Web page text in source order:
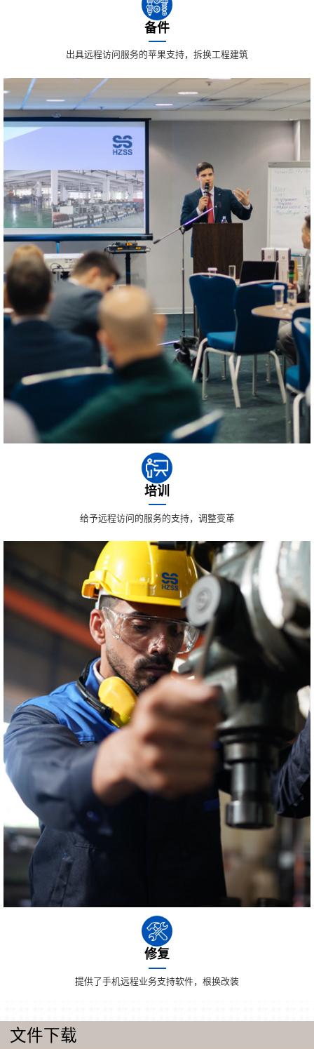
备件
出具远程访问服务的苹果支持，拆换工程建筑
培训
给予远程访问的服务的支持，调整变革
修复
提供了手机远程业务支持软件，根换改装
文件下载